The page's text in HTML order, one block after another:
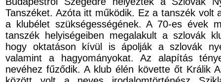
Tanszéket. Azóta itt működik. Ez a tanszék volt
a klubélet szükségességének. A 70-es évek
tanszék helyiségeiben megalakult a szlovák
hogy oktatáson kívül is ápolják a szlovák
valamint a hagyományokat. Az alapítás
nevéhez fűződik. A klub élén követte őt Králik